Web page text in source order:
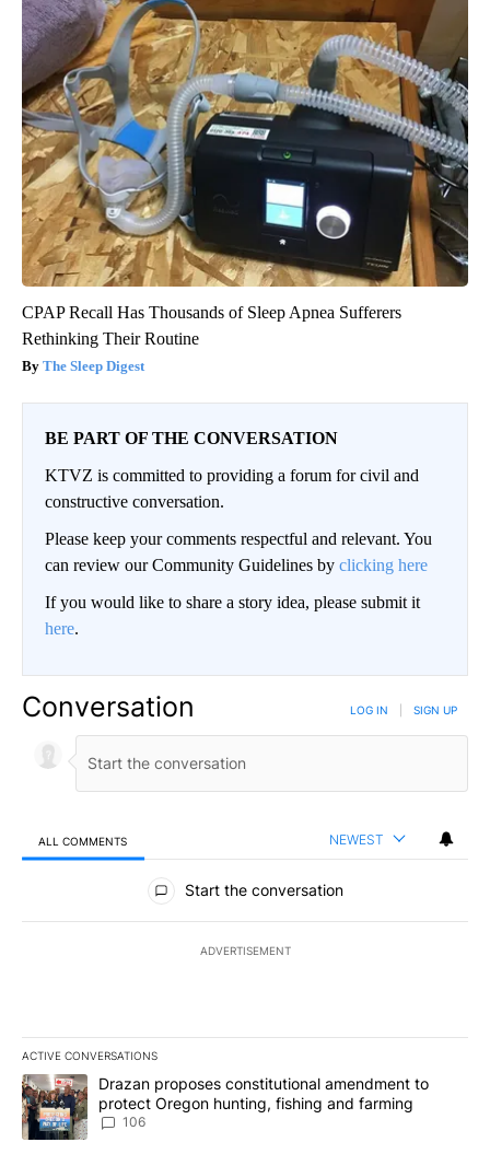
CPAP Recall Has Thousands of Sleep Apnea Sufferers
Rethinking Their Routine
The Sleep Digest
BE PART OF THE CONVERSATION
KTVZ is committed to providing a forum for civil and
constructive conversation.
Please keep your comments respectful and relevant. You
can review our Community Guidelines by clicking here
If you would like to share a story idea, please submit it
here.
Conversation LOG IN SIGN UP
ALL COMMENTS NEWEST
All Comments
Start the conversation
ADVERTISEMENT
ACTIVE CONVERSATIONS
The following is a list of the most commented articles in the last
A trending article titled "Drazan proposes constitutional
Drazan proposes constitutional amendment to
protect Oregon hunting, fishing and farming
106